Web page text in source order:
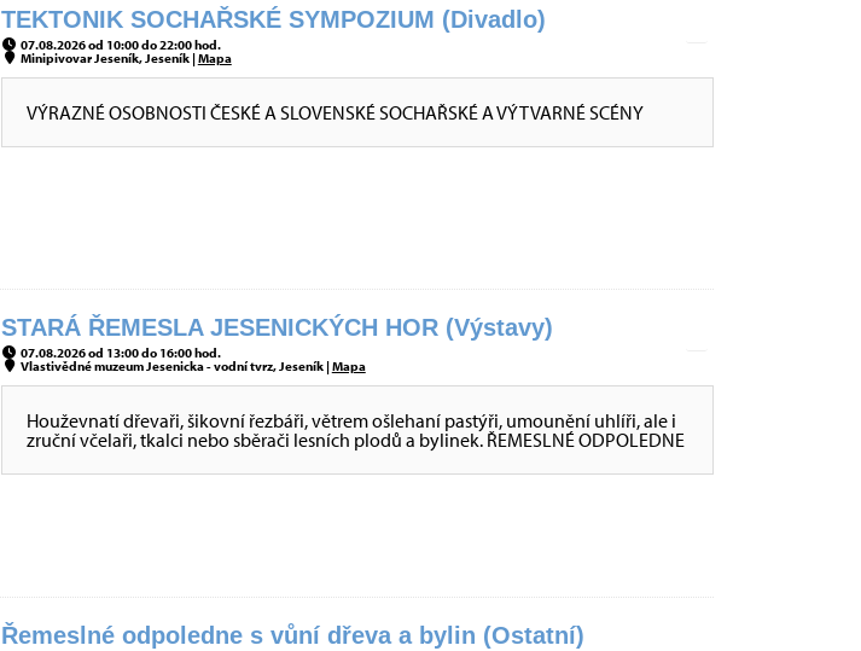
TEKTONIK SOCHAŘSKÉ SYMPOZIUM (Divadlo)
07.08.2026 od 10:00 do 22:00 hod.
Minipivovar Jeseník, Jeseník |Mapa
VÝRAZNÉ OSOBNOSTI ČESKÉ A SLOVENSKÉ SOCHAŘSKÉ A VÝTVARNÉ SCÉNY
STARÁ ŘEMESLA JESENICKÝCH HOR (Výstavy)
07.08.2026 od 13:00 do 16:00 hod.
Vlastivědné muzeum Jesenicka - vodní tvrz, Jeseník |Mapa
Houževnatí dřevaři, šikovní řezbáři, větrem ošlehaní pastýři, umounění uhlíři, ale i
zruční včelaři, tkalci nebo sběrači lesních plodů a bylinek. ŘEMESLNÉ ODPOLEDNE
Řemeslné odpoledne s vůní dřeva a bylin (Ostatní)